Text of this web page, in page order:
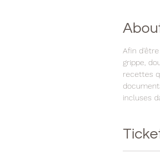
Afin
grippe,
recettes
incluses